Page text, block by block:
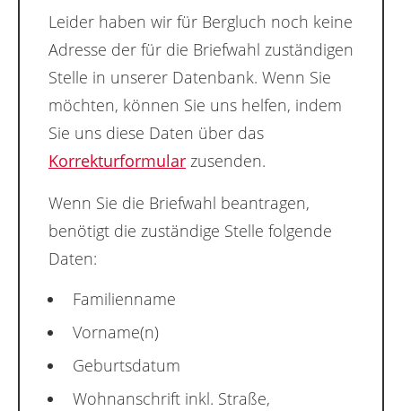
Leider haben wir für Bergluch noch keine
Adresse der für die Briefwahl zuständigen
Stelle in unserer Datenbank. Wenn Sie
möchten, können Sie uns helfen, indem
Sie uns diese Daten über das
Korrekturformular zusenden.
Wenn Sie die Briefwahl beantragen,
benötigt die zuständige Stelle folgende
Daten:
Familienname
Vorname(n)
Geburtsdatum
Wohnanschrift inkl. Straße,